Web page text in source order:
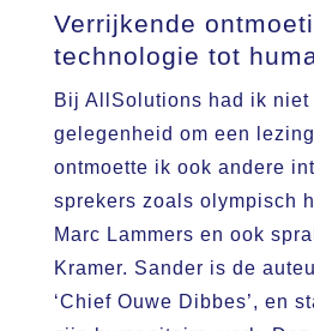
Verrijkende
technologie tot
Bij AllSolutions had ik niet
gelegenheid om een
ontmoette ik ook andere
sprekers zoals olympisch
Marc Lammers en ook
Kramer. Sander is de
‘Chief Ouwe Dibbes’, en